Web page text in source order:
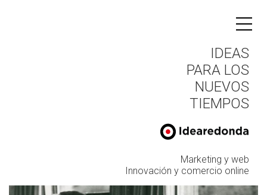
IDEAS
PARA LOS
NUEVOS
TIEMPOS
Marketing y web
Innovación y comercio online